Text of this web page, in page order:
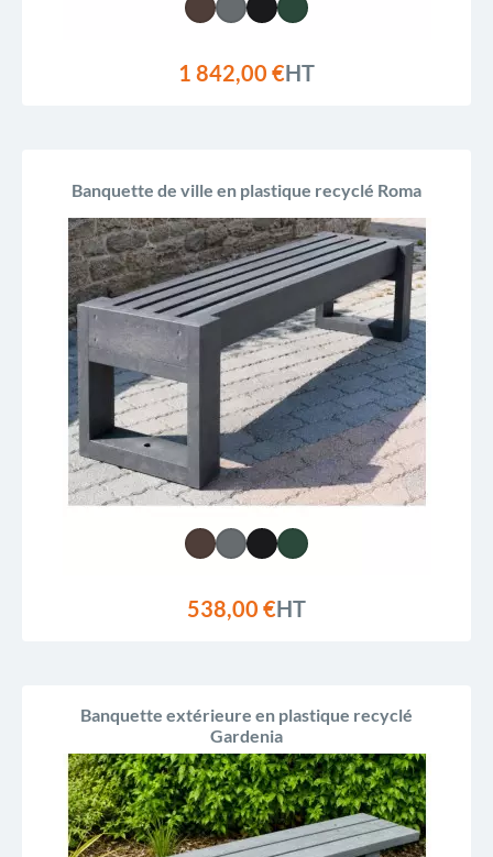
1 842,00 €HT
Banquette de ville en plastique recyclé Roma
538,00 €HT
Banquette extérieure en plastique recyclé
Gardenia